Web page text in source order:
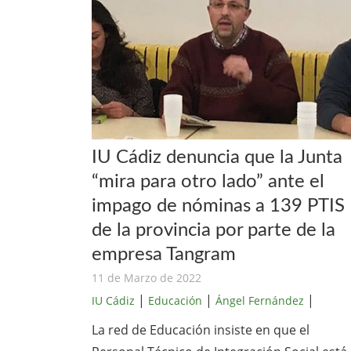
IU Cádiz denuncia que la Junta
“mira para otro lado” ante el
impago de nóminas a 139 PTIS
de la provincia por parte de la
empresa Tangram
11 de Marzo de 2022
IU Cádiz | Educación | Ángel Fernández |
La red de Educación insiste en que el